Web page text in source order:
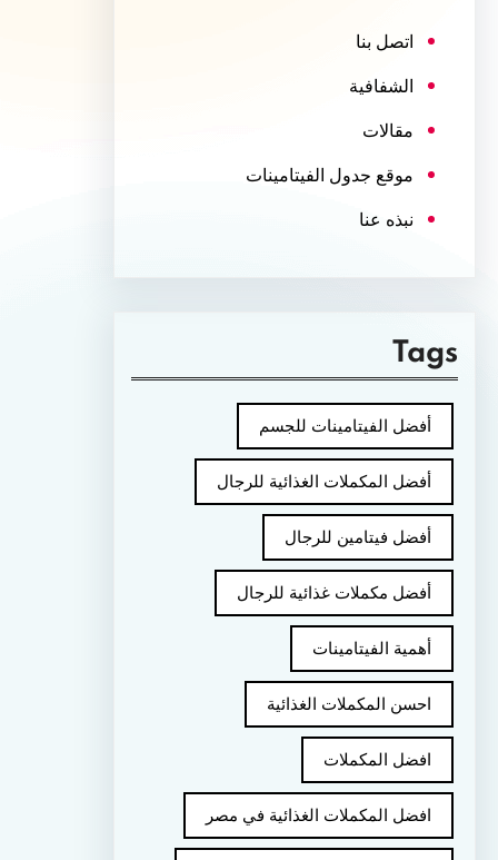
اتصل بنا
الشفافية
مقالات
موقع جدول الفيتامينات
نبذه عنا
Tags
أفضل الفيتامينات للجسم
أفضل المكملات الغذائية للرجال
أفضل فيتامين للرجال
أفضل مكملات غذائية للرجال
أهمية الفيتامينات
احسن المكملات الغذائية
افضل المكملات
افضل المكملات الغذائية في مصر